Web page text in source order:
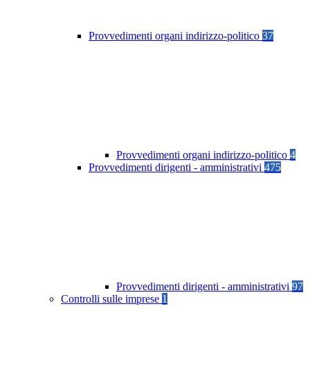
Provvedimenti organi indirizzo-politico 37
Provvedimenti organi indirizzo-politico 4
Provvedimenti dirigenti - amministrativi 475
Provvedimenti dirigenti - amministrativi 97
Controlli sulle imprese 1